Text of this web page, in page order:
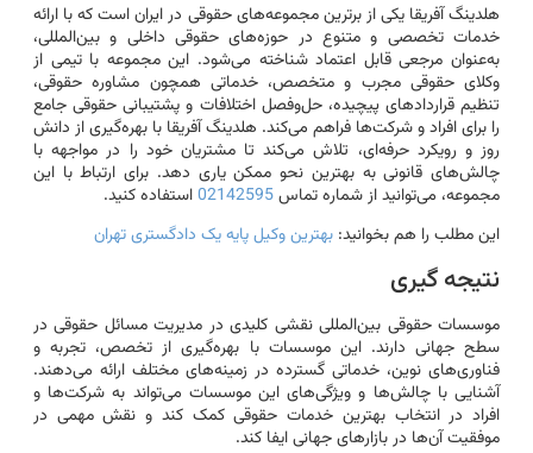
هلدینگ آفریقا یکی از برترین مجموعه‌های حقوقی در ایران است که با ارائه
خدمات تخصصی و متنوع در حوزه‌های حقوقی داخلی و بین‌المللی،
به‌عنوان مرجعی قابل اعتماد شناخته می‌شود. این مجموعه با تیمی از
وکلای حقوقی مجرب و متخصص، خدماتی همچون مشاوره حقوقی،
تنظیم قراردادهای پیچیده، حل‌وفصل اختلافات و پشتیبانی حقوقی جامع
را برای افراد و شرکت‌ها فراهم می‌کند. هلدینگ آفریقا با بهره‌گیری از دانش
روز و رویکرد حرفه‌ای، تلاش می‌کند تا مشتریان خود را در مواجهه با
چالش‌های قانونی به بهترین نحو ممکن یاری دهد. برای ارتباط با این
مجموعه، می‌توانید از شماره تماس02142595استفاده کنید.
این مطلب را هم بخوانید: بهترین وکیل پایه یک دادگستری تهران
نتیجه گیری
موسسات حقوقی بین‌المللی نقشی کلیدی در مدیریت مسائل حقوقی در
سطح جهانی دارند. این موسسات با بهره‌گیری از تخصص، تجربه و
فناوری‌های نوین، خدماتی گسترده در زمینه‌های مختلف ارائه می‌دهند.
آشنایی با چالش‌ها و ویژگی‌های این موسسات می‌تواند به شرکت‌ها و
افراد در انتخاب بهترین خدمات حقوقی کمک کند و نقش مهمی در
موفقیت آن‌ها در بازارهای جهانی ایفا کند.